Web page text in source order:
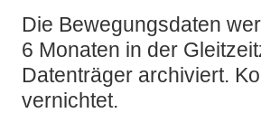
Die Bewegungsdaten
6 Monaten in der
Datenträger archiviert.
vernichtet.